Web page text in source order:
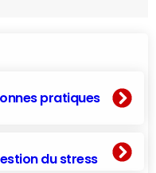
pratiques
du stress